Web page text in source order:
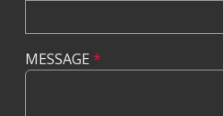
MESSAGE *